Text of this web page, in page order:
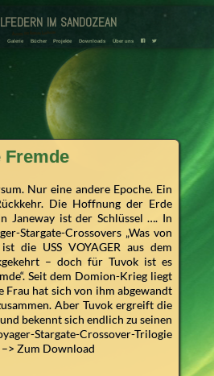
im sandozean
Amanda und Adriana Landmann
Galerie Bücher Projekte Downloads Über uns F T
Fremde
Nur eine andere Epoche. Ein
Die Hoffnung der Erde
Janeway ist der Schlüssel …. In
Stargate-Crossovers „Was von
die USS VOYAGER aus dem
– doch für Tuvok ist es
Seit dem Domion-Krieg liegt
Frau hat sich von ihm abgewandt
Aber Tuvok ergreift die
bekennt sich endlich zu seinen
Stargate-Crossover-Trilogie
Zum Download